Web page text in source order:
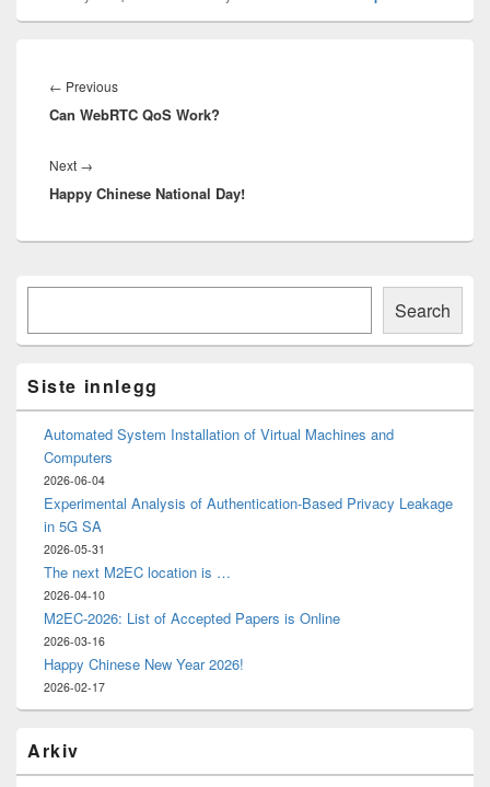
← PreviousPrevious
post:
Can WebRTC QoS Work?
Next →
post:
Happy Chinese National Day!
Primary
Area
Search
Siste innlegg
Automated System Installation of Virtual Machines and
Computers
2026-06-04
Experimental Analysis of Authentication-Based Privacy Leakage
in 5G SA
2026-05-31
The next M2EC location is …
2026-04-10
M2EC-2026: List of Accepted Papers is Online
2026-03-16
Happy Chinese New Year 2026!
2026-02-17
Arkiv